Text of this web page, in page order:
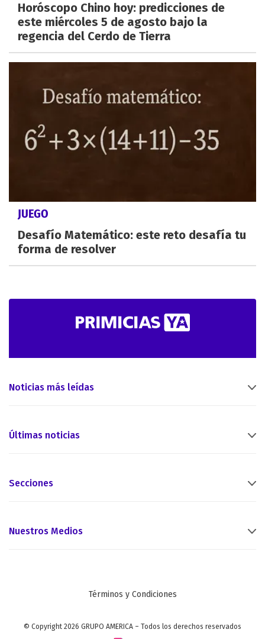
Horóscopo Chino hoy: predicciones de
este miércoles 5 de agosto bajo la
regencia del Cerdo de Tierra
JUEGO
Desafío Matemático: este reto desafía tu
forma de resolver
Noticias más leídas
Últimas noticias
Secciones
Nuestros Medios
Términos y Condiciones
© Copyright 2026 GRUPO AMERICA – Todos los derechos reservados